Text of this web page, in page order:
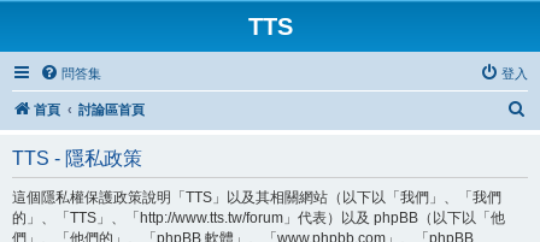
TTS
問答集 登入
首頁 討論區首頁
TTS - 隱私政策
這個隱私權保護政策說明「TTS」以及其相關網站（以下以「我們」、「我們
的」、「TTS」、「http://www.tts.tw/forum」代表）以及 phpBB（以下以「他
們」、「他們的」、「phpBB 軟體」、「www.phpbb.com」、「phpBB